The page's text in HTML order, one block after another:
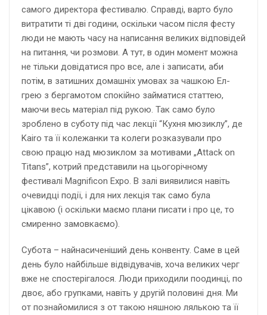
самого директора фестивалю. Справді, варто було
витратити ті дві години, оскільки часом після фесту
люди не мають часу на написання великих відповідей
на питання, чи розмови. А тут, в один момент можна
не тільки довідатися про все, але і записати, аби
потім, в затишних домашніх умовах за чашкою Ел-
грею з бергамотом спокійно займатися статтею,
маючи весь матеріал під рукою. Так само було
зроблено в суботу під час лекції “Кухня мюзиклу”, де
Kairo та її колежанки та колеги розказували про
свою працю над мюзиклом за мотивами „Attack on
Titans”, котрий представили на цьогорічному
фестивалі Magnificon Expo. В залі виявилися навіть
очевидці події, і для них лекція так само була
цікавою (і оскільки маємо плани писати і про це, то
смиренно замовкаємо).
Субота – найнасиченіший день конвенту. Саме в цей
день було найбільше відвідувачів, хоча великих черг
вже не спостерігалося. Люди приходили поодинці, по
двоє, або групками, навіть у другій половині дня. Ми
от познайомилися з от такою няшною лялькою та її